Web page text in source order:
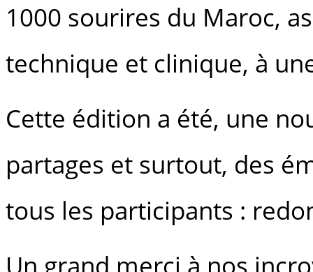
1000 sourires du Maroc,
technique et clinique, à
Cette édition a été, une
partages et surtout, des
tous les participants :